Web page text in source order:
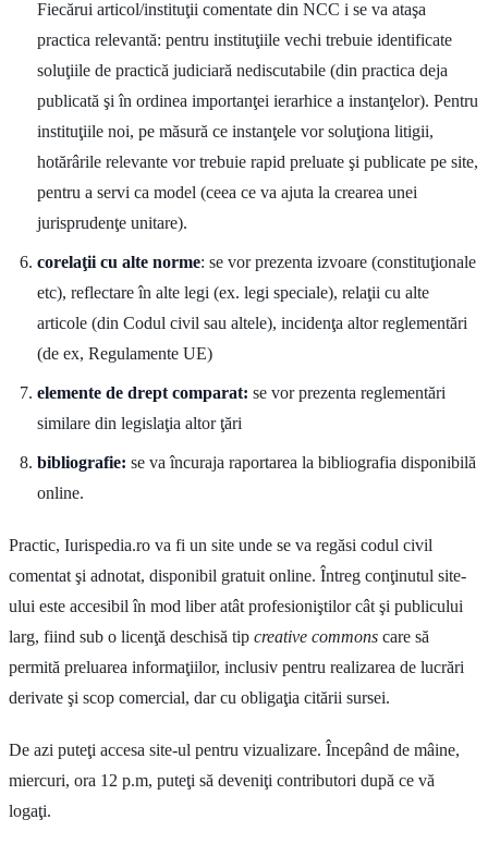
Fiecărui articol/instituţii comentate din NCC i se va ataşa
practica relevantă: pentru instituţiile vechi trebuie identificate
soluţiile de practică judiciară nediscutabile (din practica deja
publicată şi în ordinea importanţei ierarhice a instanţelor). Pentru
instituţiile noi, pe măsură ce instanţele vor soluţiona litigii,
hotărârile relevante vor trebuie rapid preluate şi publicate pe site,
pentru a servi ca model (ceea ce va ajuta la crearea unei
jurisprudenţe unitare).
corelaţii cu alte norme: se vor prezenta izvoare (constituţionale
etc), reflectare în alte legi (ex. legi speciale), relaţii cu alte
articole (din Codul civil sau altele), incidenţa altor reglementări
(de ex, Regulamente UE)
elemente de drept comparat: se vor prezenta reglementări
similare din legislaţia altor ţări
bibliografie: se va încuraja raportarea la bibliografia disponibilă
online.
Practic, Iurispedia.ro va fi un site unde se va regăsi codul civil
comentat şi adnotat, disponibil gratuit online. Întreg conţinutul site-
ului este accesibil în mod liber atât profesioniştilor cât şi publicului
larg, fiind sub o licenţă deschisă tip creative commons care să
permită preluarea informaţiilor, inclusiv pentru realizarea de lucrări
derivate şi scop comercial, dar cu obligaţia citării sursei.
De azi puteţi accesa site-ul pentru vizualizare. Începând de mâine,
miercuri, ora 12 p.m, puteţi să deveniţi contributori după ce vă
logaţi.